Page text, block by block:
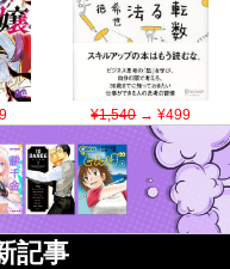
¥1,540→ ¥499
記事